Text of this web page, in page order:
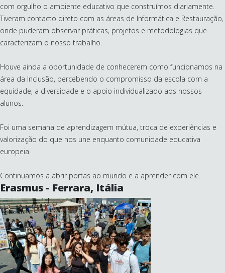
com orgulho o ambiente educativo que construímos diariamente.
Tiveram contacto direto com as áreas de Informática e Restauração,
onde puderam observar práticas, projetos e metodologias que
caracterizam o nosso trabalho.
Houve ainda a oportunidade de conhecerem como funcionamos na
área da Inclusão, percebendo o compromisso da escola com a
equidade, a diversidade e o apoio individualizado aos nossos
alunos.
Foi uma semana de aprendizagem mútua, troca de experiências e
valorização do que nos une enquanto comunidade educativa
europeia.
Continuamos a abrir portas ao mundo e a aprender com ele.
Erasmus - Ferrara, Itália